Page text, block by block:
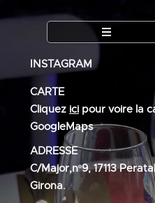
INSTAGRAM
CARTE
Cliquez ici pour voire la
GoogleMaps
ADRESSE
C/Major,nº9, 17113
Girona.